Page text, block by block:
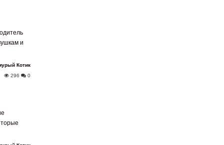
и
Котик
296
0